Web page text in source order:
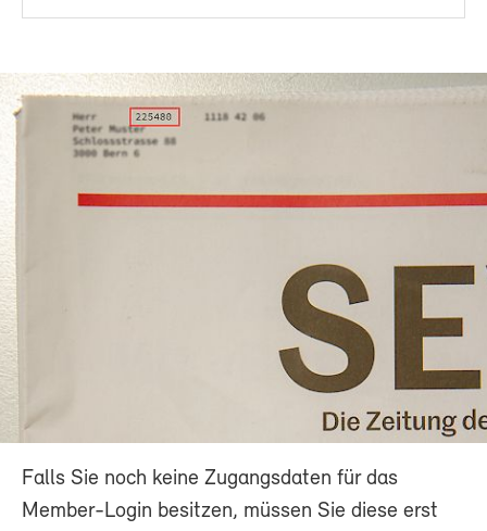
Falls Sie noch keine Zugangsdaten für das
Member-Login besitzen, müssen Sie diese erst